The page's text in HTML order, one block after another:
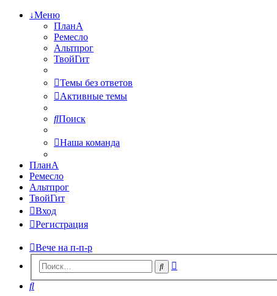
↓Меню
ПланА
Ремесло
Альтпрог
ТвойГит
Темы без ответов
Активные темы
Поиск
Наша команда
ПланА
Ремесло
Альтпрог
ТвойГит
Вход
Регистрация
Вече на п-п-р
Поиск
Поиск